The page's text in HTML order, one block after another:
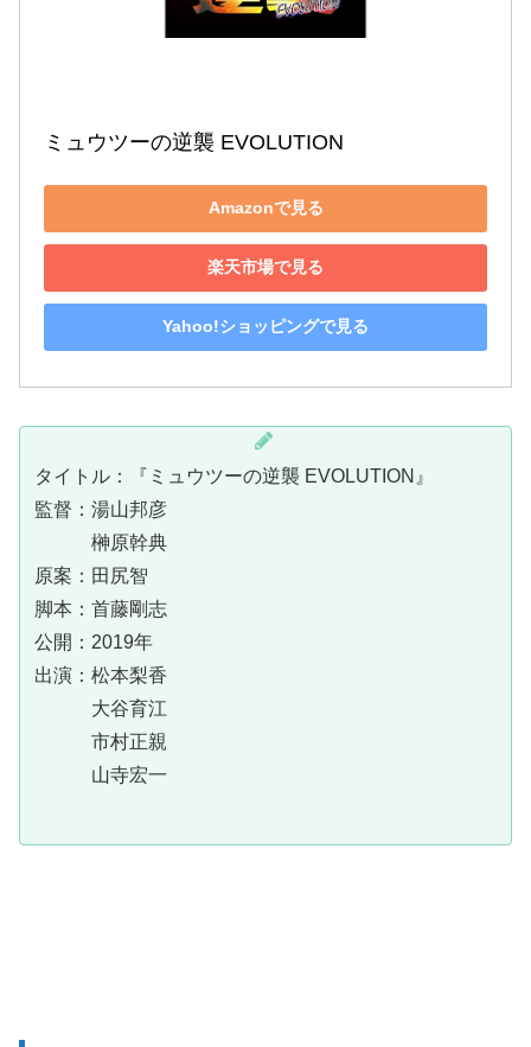
ミュウツーの逆襲 EVOLUTION
Amazonで見る
楽天市場で見る
Yahoo!ショッピングで見る
タイトル：『ミュウツーの逆襲 EVOLUTION』
監督：湯山邦彦
榊原幹典
原案：田尻智
脚本：首藤剛志
公開：2019年
出演：松本梨香
大谷育江
市村正親
山寺宏一